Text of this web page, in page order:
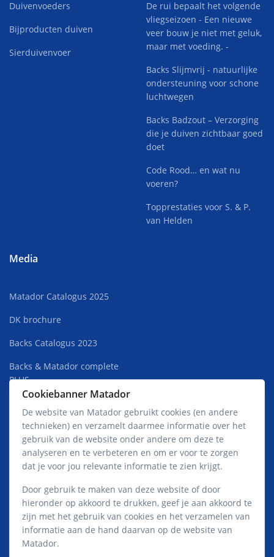
Duivenvoeders
Bijproducten duiven
Sierduivenvoer
De rui bepaalt het volgende
vliegseizoen - Een nieuwe
veer bouw je niet met geluk,
maar met voeding. -
Backs Slijmvrij - natuurlijke
ondersteuning voor schone
luchtwegen
Backs Badzout – Verzorging
die je duiven zichtbaar goed
doet
Code Rood… en wat nu
voeren?
Topprestaties voor S. & P.
van Helden
Media
Matador Catalogus 2025
DK brochure
Backs Catalogus 2023
Backs & Matador complete
PLUS
Matador Premium Jong HOT
Privacy- en cookieverklaring Matador
Cookiebanner Matador
De website van Matador gebruikt cookies (en andere
technieken) en verzamelt daarmee informatie over het
gebruik van de website onder andere om deze te
analyseren en te verbeteren en om er voor te zorgen
dat je voor jou relevante informatie te zien krijgt.
Door gebruik te maken van deze website of door
hieronder op akkoord te drukken, geef je aan akkoord te
zijn met het gebruik van cookies en het verzamelen van
informatie aan de hand daarvan op de website van
Matador.